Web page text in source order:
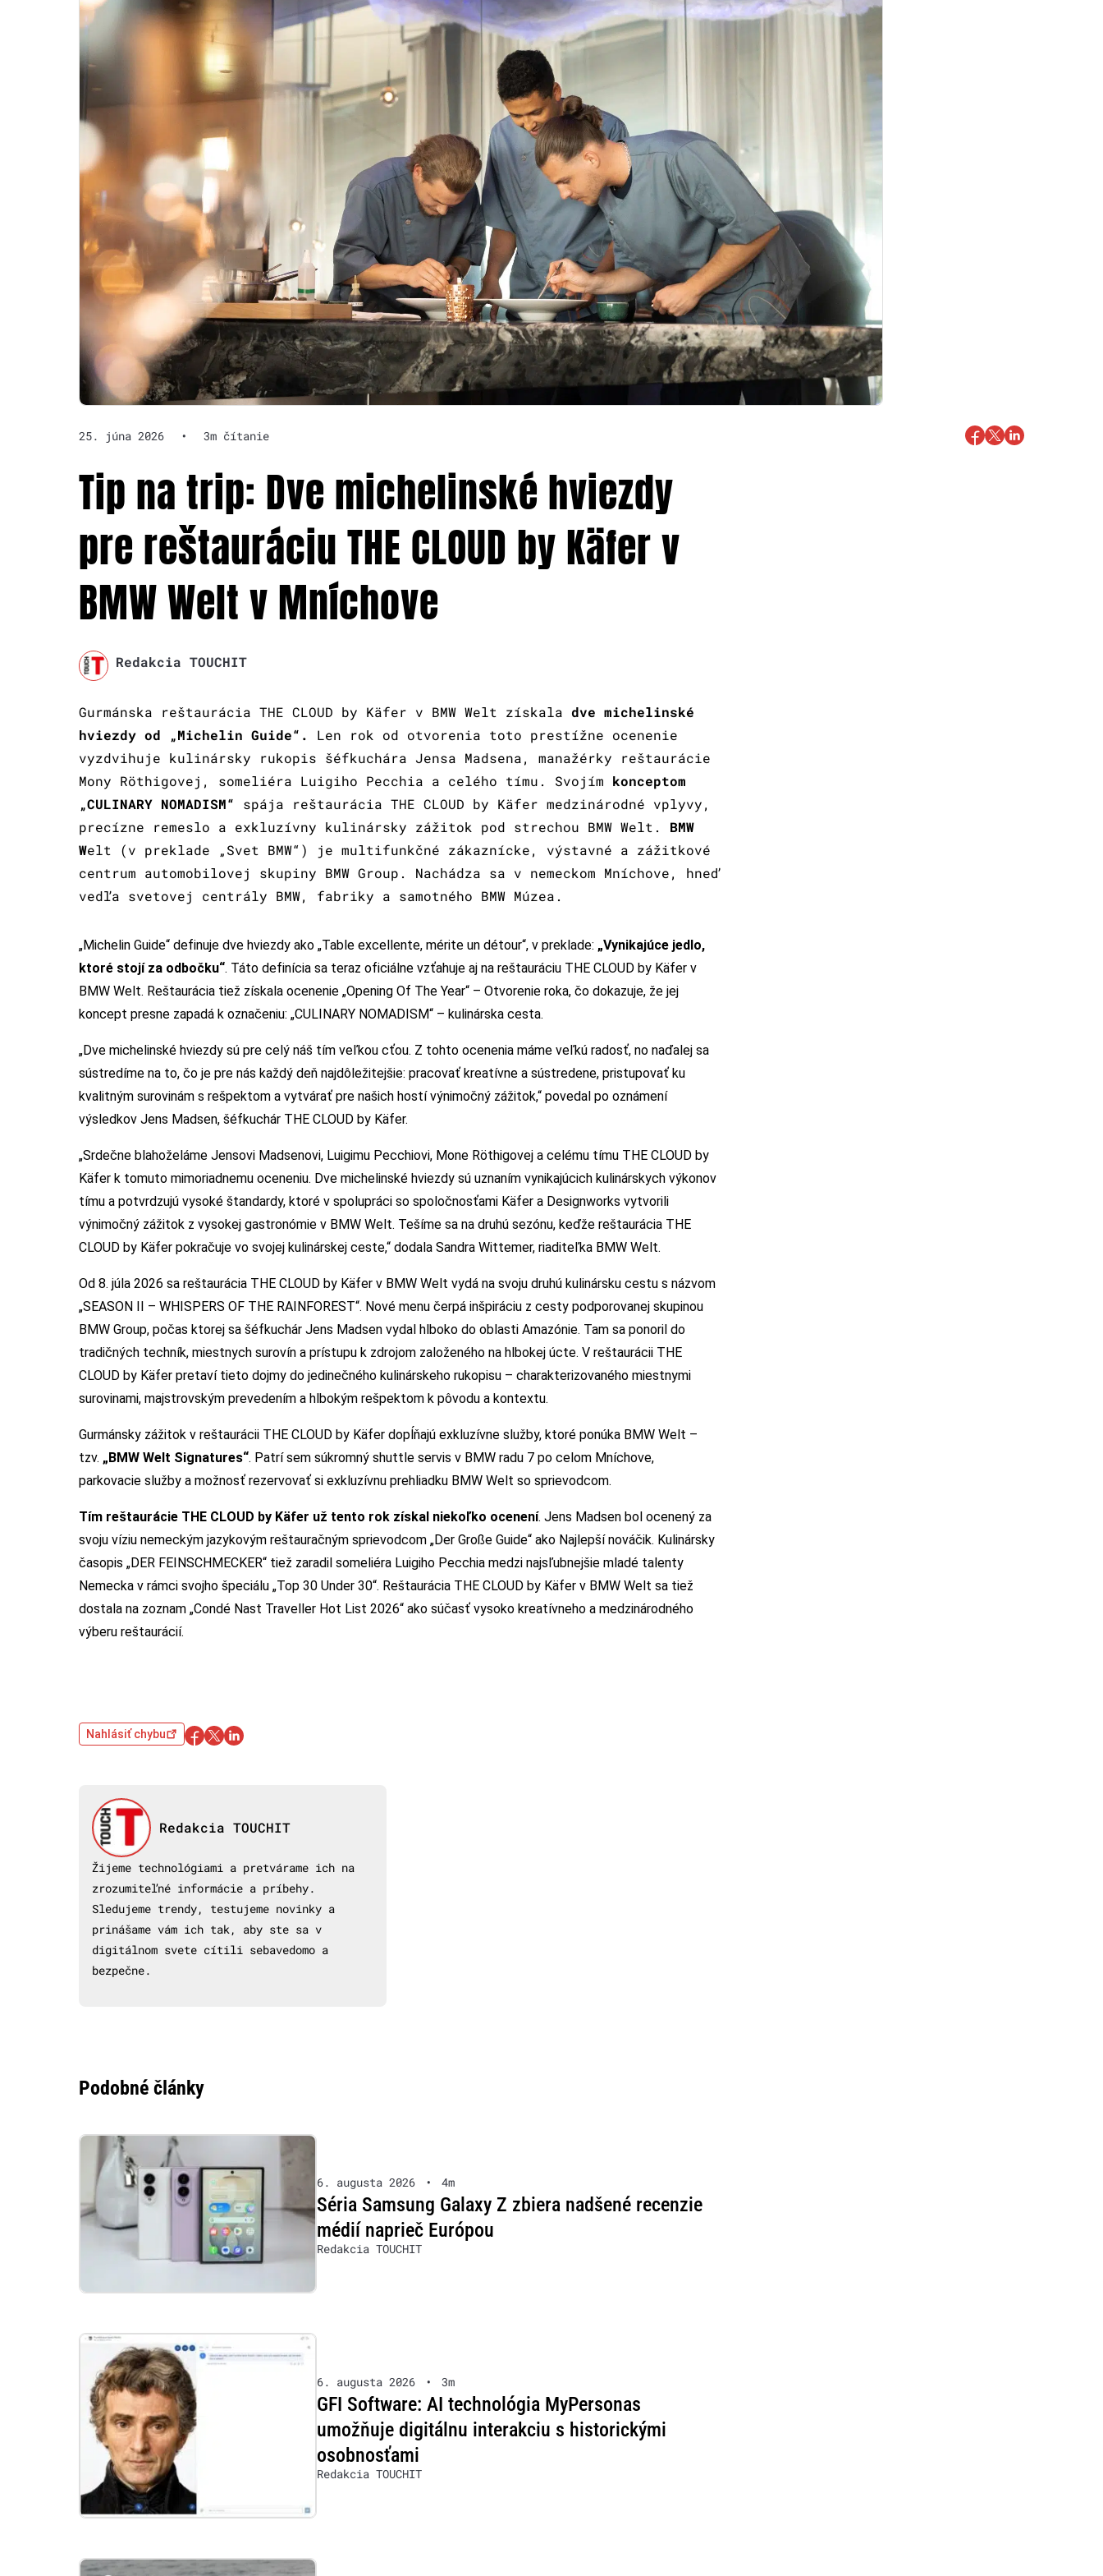
25. júna 2026 • 3m čítanie
Tip na trip: Dve michelinské hviezdy
pre reštauráciu THE CLOUD by Käfer v
BMW Welt v Mníchove
Redakcia TOUCHIT
Gurmánska reštaurácia THE CLOUD by Käfer v BMW Welt získala dve michelinské
hviezdy od „Michelin Guide“.
Len rok od otvorenia toto prestížne ocenenie
vyzdvihuje kulinársky rukopis šéfkuchára Jensa Madsena, manažérky reštaurácie
Mony Röthigovej, someliéra Luigiho Pecchia a celého tímu. Svojím konceptom
„CULINARY NOMADISM“ spája reštaurácia THE CLOUD by Käfer medzinárodné vplyvy,
precízne remeslo a exkluzívny kulinársky zážitok pod strechou BMW Welt. BMW
Welt (v preklade „Svet BMW“) je multifunkčné zákaznícke, výstavné a zážitkové
centrum automobilovej skupiny BMW Group. Nachádza sa v nemeckom Mníchove, hneď
vedľa svetovej centrály BMW, fabriky a samotného BMW Múzea.
„Michelin Guide“ definuje dve hviezdy ako „Table excellente, mérite un détour“, v preklade: „Vynikajúce jedlo,
ktoré stojí za odbočku“. Táto definícia sa teraz oficiálne vzťahuje aj na reštauráciu THE CLOUD by Käfer v
BMW Welt. Reštaurácia tiež získala ocenenie „Opening Of The Year“ – Otvorenie roka, čo dokazuje, že jej
koncept presne zapadá k označeniu: „CULINARY NOMADISM“ – kulinárska cesta.
„Dve michelinské hviezdy sú pre celý náš tím veľkou cťou. Z tohto ocenenia máme veľkú radosť, no naďalej sa
sústredíme na to, čo je pre nás každý deň najdôležitejšie: pracovať kreatívne a sústredene, pristupovať ku
kvalitným surovinám s rešpektom a vytvárať pre našich hostí výnimočný zážitok,“ povedal po oznámení
výsledkov Jens Madsen, šéfkuchár THE CLOUD by Käfer.
„Srdečne blahoželáme Jensovi Madsenovi, Luigimu Pecchiovi, Mone Röthigovej a celému tímu THE CLOUD by
Käfer k tomuto mimoriadnemu oceneniu. Dve michelinské hviezdy sú uznaním vynikajúcich kulinárskych výkonov
tímu a potvrdzujú vysoké štandardy, ktoré v spolupráci so spoločnosťami Käfer a Designworks vytvorili
výnimočný zážitok z vysokej gastronómie v BMW Welt. Tešíme sa na druhú sezónu, keďže reštaurácia THE
CLOUD by Käfer pokračuje vo svojej kulinárskej ceste,“ dodala Sandra Wittemer, riaditeľka BMW Welt.
Od 8. júla 2026 sa reštaurácia THE CLOUD by Käfer v BMW Welt vydá na svoju druhú kulinársku cestu s názvom
„SEASON II – WHISPERS OF THE RAINFOREST“. Nové menu čerpá inšpiráciu z cesty podporovanej skupinou
BMW Group, počas ktorej sa šéfkuchár Jens Madsen vydal hlboko do oblasti Amazónie. Tam sa ponoril do
tradičných techník, miestnych surovín a prístupu k zdrojom založeného na hlbokej úcte. V reštaurácii THE
CLOUD by Käfer pretaví tieto dojmy do jedinečného kulinárskeho rukopisu – charakterizovaného miestnymi
surovinami, majstrovským prevedením a hlbokým rešpektom k pôvodu a kontextu.
Gurmánsky zážitok v reštaurácii THE CLOUD by Käfer dopĺňajú exkluzívne služby, ktoré ponúka BMW Welt –
tzv. „BMW Welt Signatures“. Patrí sem súkromný shuttle servis v BMW radu 7 po celom Mníchove,
parkovacie služby a možnosť rezervovať si exkluzívnu prehliadku BMW Welt so sprievodcom.
Tím reštaurácie THE CLOUD by Käfer už tento rok získal niekoľko ocenení. Jens Madsen bol ocenený za
svoju víziu nemeckým jazykovým reštauračným sprievodcom „Der Große Guide“ ako Najlepší nováčik. Kulinársky
časopis „DER FEINSCHMECKER“ tiež zaradil someliéra Luigiho Pecchia medzi najsľubnejšie mladé talenty
Nemecka v rámci svojho špeciálu „Top 30 Under 30“. Reštaurácia THE CLOUD by Käfer v BMW Welt sa tiež
dostala na zoznam „Condé Nast Traveller Hot List 2026“ ako súčasť vysoko kreatívneho a medzinárodného
výberu reštaurácií.
Nahlásiť chybu
Redakcia TOUCHIT
Žijeme technológiami a pretvárame ich na
zrozumiteľné informácie a príbehy.
Sledujeme trendy, testujeme novinky a
prinášame vám ich tak, aby ste sa v
digitálnom svete cítili sebavedomo a
bezpečne.
Podobné články
6. augusta 2026 • 4m
Séria Samsung Galaxy Z zbiera nadšené recenzie
médií naprieč Európou
Redakcia TOUCHIT
6. augusta 2026 • 3m
GFI Software: AI technológia MyPersonas
umožňuje digitálnu interakciu s historickými
osobnosťami
Redakcia TOUCHIT